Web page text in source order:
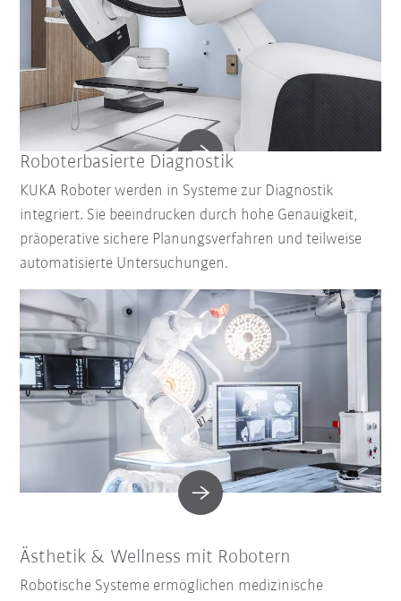
Roboterbasierte Diagnostik
KUKA Roboter werden in Systeme zur Diagnostik
integriert. Sie beeindrucken durch hohe Genauigkeit,
präoperative sichere Planungsverfahren und teilweise
automatisierte Untersuchungen.
Ästhetik & Wellness mit Robotern
Robotische Systeme ermöglichen medizinische